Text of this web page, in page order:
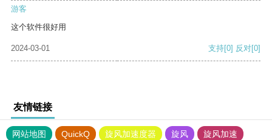
游客
这个软件很好用
2024-03-01 支持[0] 反对[0]
友情链接
网站地图 QuickQ 旋风加速度器 旋风
旋风加速